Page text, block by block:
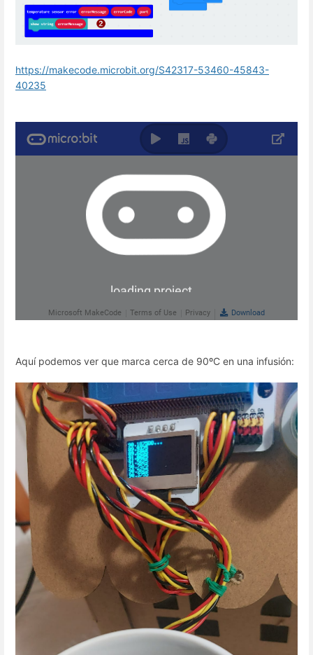
https://makecode.microbit.org/S42317-53460-45843-
40235
Aquí podemos ver que marca cerca de 90ºC en una infusión: